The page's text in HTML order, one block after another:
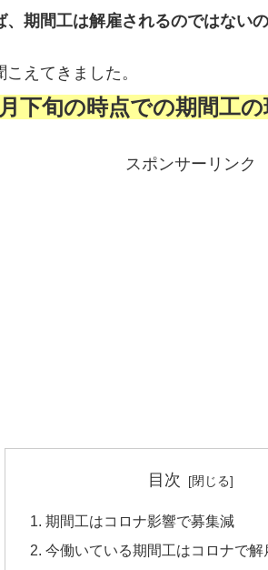
、期間工は解雇されるのではないの
えてきました。
下旬の時点での期間工
スポンサーリンク
目次
期間工はコロナ影響で募集減
今働いている期間工はコロナで解